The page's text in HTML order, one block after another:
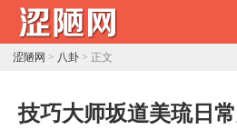
涩陋网 > 八卦> 正文
技巧大师坂道美琉日